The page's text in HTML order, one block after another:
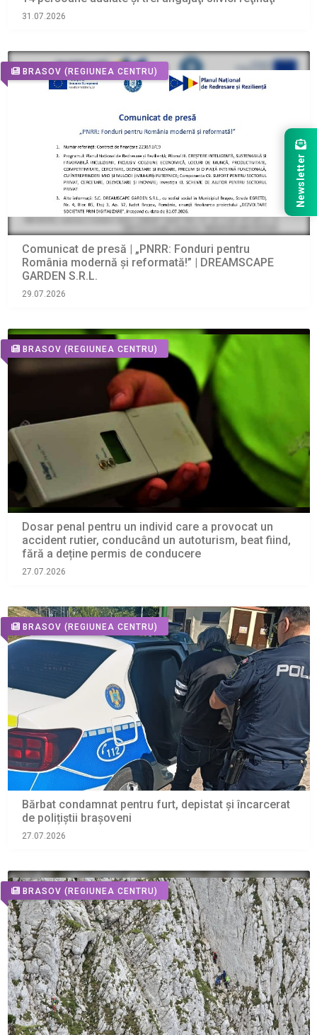
31.07.2026
BRASOV (REGIUNEA CENTRU)
Comunicat de presă | „PNRR: Fonduri pentru
România modernă și reformată!” | DREAMSCAPE
GARDEN S.R.L.
29.07.2026
BRASOV (REGIUNEA CENTRU)
Dosar penal pentru un individ care a provocat un
accident rutier, conducând un autoturism, beat fiind,
fără a deține permis de conducere
27.07.2026
BRASOV (REGIUNEA CENTRU)
Bărbat condamnat pentru furt, depistat și încarcerat
de polițiștii brașoveni
27.07.2026
BRASOV (REGIUNEA CENTRU)
Newsletter